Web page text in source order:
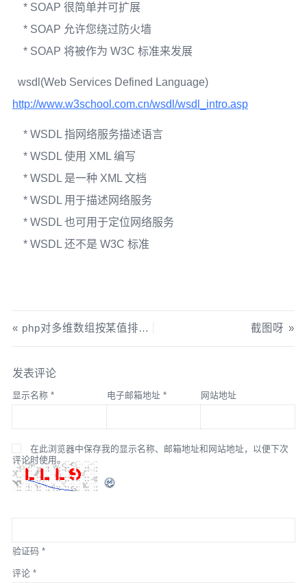
* SOAP 很简单并可扩展
* SOAP 允许您绕过防火墙
* SOAP 将被作为 W3C 标准来发展
wsdl(Web Services Defined Language)
http://www.w3school.com.cn/wsdl/wsdl_intro.asp
* WSDL 指网络服务描述语言
* WSDL 使用 XML 编写
* WSDL 是一种 XML 文档
* WSDL 用于描述网络服务
* WSDL 也可用于定位网络服务
* WSDL 还不是 W3C 标准
php对多维数组按某值排序的例子 截图呀
发表评论
显示名称 * 电子邮箱地址 * 网站地址
在此浏览器中保存我的显示名称、邮箱地址和网站地址，以便下次
评论时使用。
验证码 *
评论 *